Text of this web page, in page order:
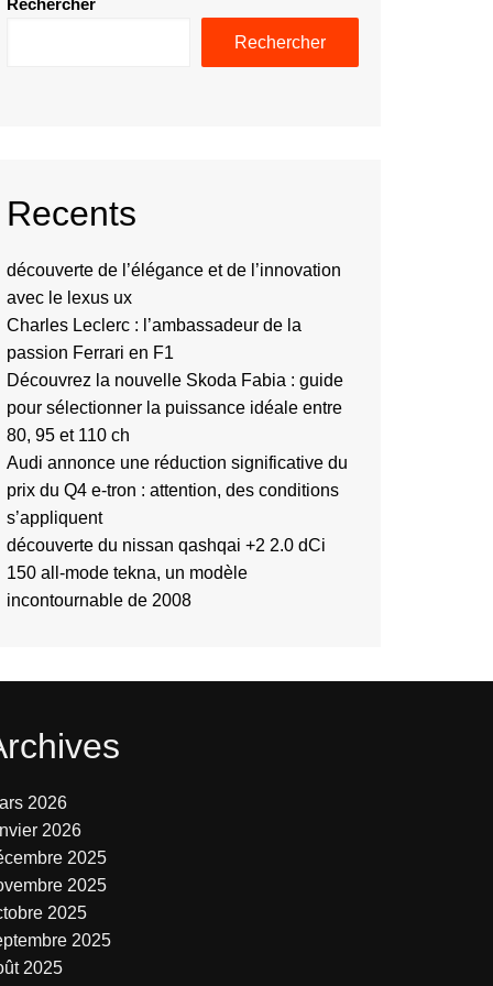
Rechercher
Rechercher
Recents
découverte de l’élégance et de l’innovation
avec le lexus ux
Charles Leclerc : l’ambassadeur de la
passion Ferrari en F1
Découvrez la nouvelle Skoda Fabia : guide
pour sélectionner la puissance idéale entre
80, 95 et 110 ch
Audi annonce une réduction significative du
prix du Q4 e-tron : attention, des conditions
s’appliquent
découverte du nissan qashqai +2 2.0 dCi
150 all-mode tekna, un modèle
incontournable de 2008
2026
2026
2025
2025
2025
2025
2025